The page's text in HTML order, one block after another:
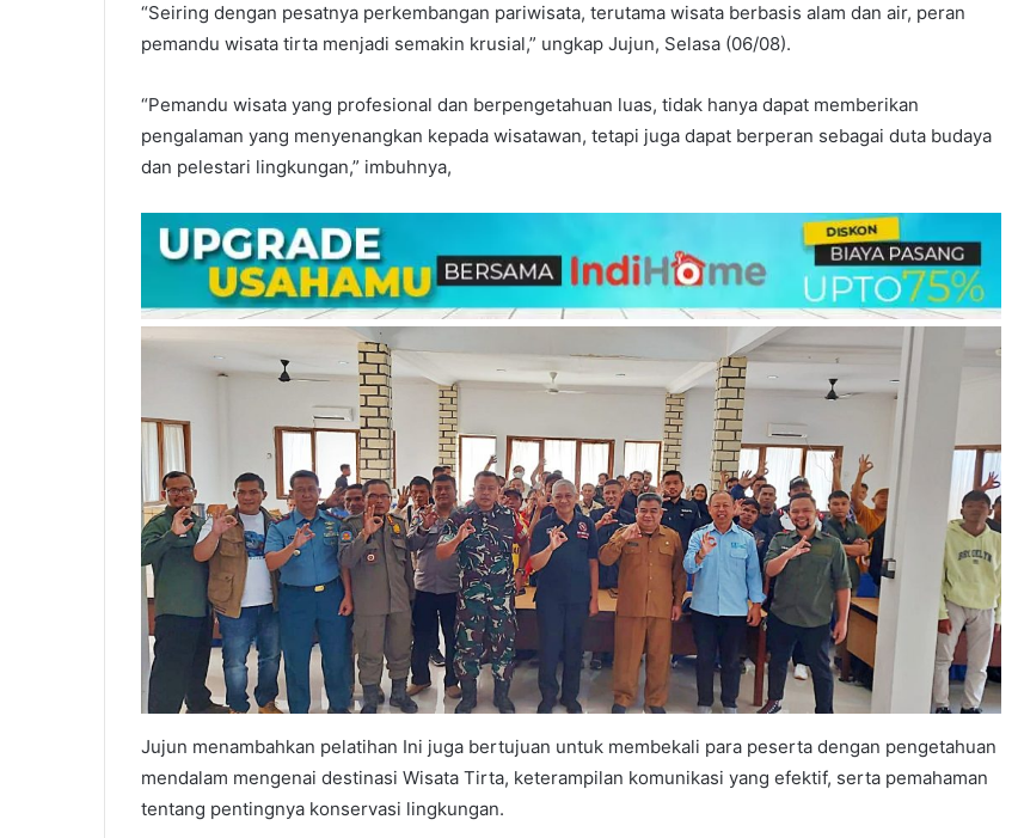
“Seiring dengan pesatnya perkembangan pariwisata, terutama wisata berbasis alam dan air, peran
pemandu wisata tirta menjadi semakin krusial,” ungkap Jujun, Selasa (06/08).
“Pemandu wisata yang profesional dan berpengetahuan luas, tidak hanya dapat memberikan
pengalaman yang menyenangkan kepada wisatawan, tetapi juga dapat berperan sebagai duta budaya
dan pelestari lingkungan,” imbuhnya,
Jujun menambahkan pelatihan Ini juga bertujuan untuk membekali para peserta dengan pengetahuan
mendalam mengenai destinasi Wisata Tirta, keterampilan komunikasi yang efektif, serta pemahaman
tentang pentingnya konservasi lingkungan.